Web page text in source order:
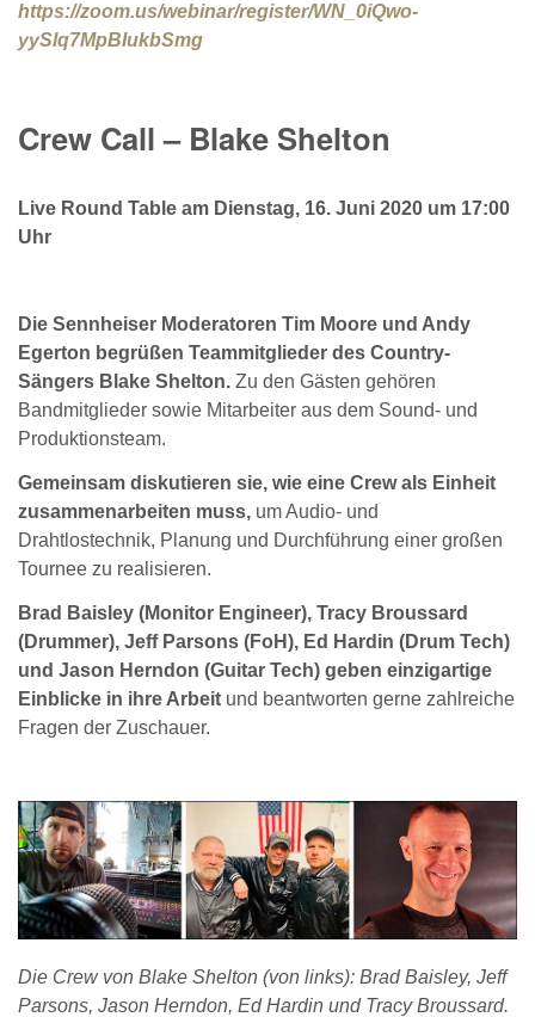
https://zoom.us/webinar/register/WN_0iQwo-
yySlq7MpBIukbSmg
Crew Call – Blake Shelton
Live Round Table am Dienstag, 16. Juni 2020 um 17:00
Uhr
Die Sennheiser Moderatoren Tim Moore und Andy
Egerton begrüßen Teammitglieder des Country-
Sängers Blake Shelton. Zu den Gästen gehören
Bandmitglieder sowie Mitarbeiter aus dem Sound- und
Produktionsteam.
Gemeinsam diskutieren sie, wie eine Crew als Einheit
zusammenarbeiten muss, um Audio- und
Drahtlostechnik, Planung und Durchführung einer großen
Tournee zu realisieren.
Brad Baisley (Monitor Engineer), Tracy Broussard
(Drummer), Jeff Parsons (FoH), Ed Hardin (Drum Tech)
und Jason Herndon (Guitar Tech) geben einzigartige
Einblicke in ihre Arbeit und beantworten gerne zahlreiche
Fragen der Zuschauer.
Die Crew von Blake Shelton (von links): Brad Baisley, Jeff
Parsons, Jason Herndon, Ed Hardin und Tracy Broussard.